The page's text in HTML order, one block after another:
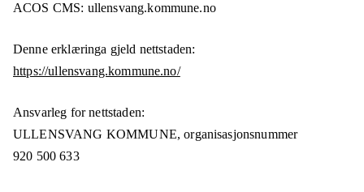
ACOS CMS: ullensvang.kommune.no
Denne erklæringa gjeld nettstaden:
https://ullensvang.kommune.no/
Ansvarleg for nettstaden:
ULLENSVANG KOMMUNE,organisasjonsnummer
920 500 633